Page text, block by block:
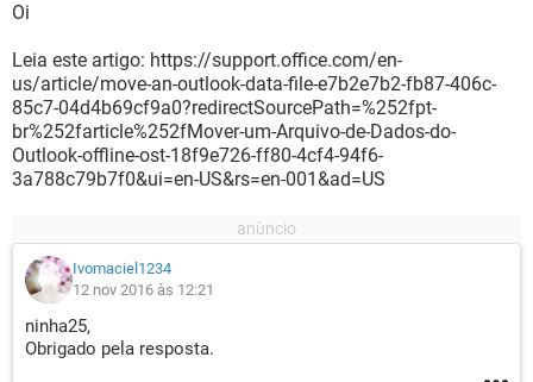
Oi
Leia este artigo: https://support.office.com/en-
us/article/move-an-outlook-data-file-e7b2e7b2-fb87-406c-
85c7-04d4b69cf9a0?redirectSourcePath=%252fpt-
br%252farticle%252fMover-um-Arquivo-de-Dados-do-
Outlook-offline-ost-18f9e726-ff80-4cf4-94f6-
3a788c79b7f0&ui=en-US&rs=en-001&ad=US
Ivomaciel1234
12 nov 2016 às 12:21
ninha25,
Obrigado pela resposta.